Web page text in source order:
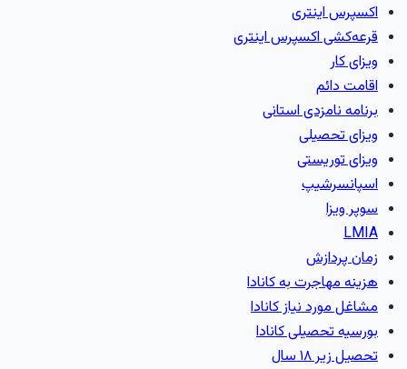
اکسپرس اینتری
قرعه‌کشی اکسپرس اینتری
ویزای کار
اقامت دائم
برنامه نامزدی استانی
ویزای تحصیلی
ویزای توریستی
اسپانسرشیپ
سوپر ویزا
LMIA
زمان پردازش
هزینه مهاجرت به کانادا
مشاغل مورد نیاز کانادا
بورسیه تحصیلی کانادا
تحصیل زیر ۱۸ سال